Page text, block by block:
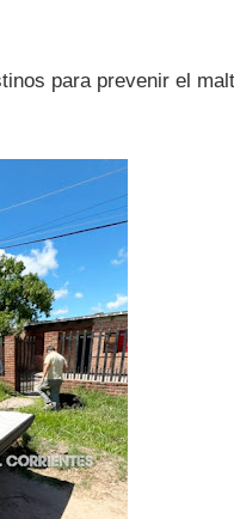
para prevenir el